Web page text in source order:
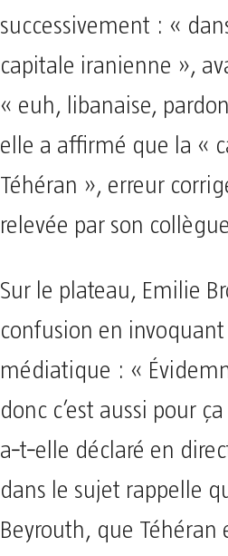
successivement : «
capitale iranienne »,
« euh, libanaise,
elle a affirmé que la «
Téhéran », erreur
relevée par son
Sur le plateau, Emilie
confusion en
médiatique : «
donc c’est aussi pour
a‑t‑elle déclaré en
dans le sujet rappelle
Beyrouth, que Téhéran